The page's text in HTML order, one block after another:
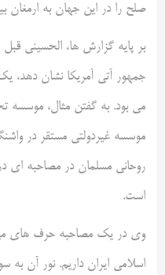
صلح را در این جهان به ارمغان
بر پایه گزارش ها، الحسینی
جمهور آتی آمریکا نشان دهد،
می بود. به گفتن مثال، موسسه
موسسه غیردولتی مستقر در
است.
وی در یک ‌مصاحبه حرف های
اسلامی ایران داریم. نور آن به